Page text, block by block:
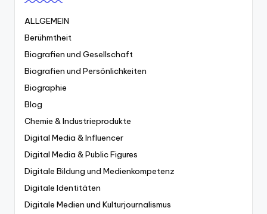
ALLGEMEIN
Berühmtheit
Biografien und Gesellschaft
Biografien und Persönlichkeiten
Biographie
Blog
Chemie & Industrieprodukte
Digital Media & Influencer
Digital Media & Public Figures
Digitale Bildung und Medienkompetenz
Digitale Identitäten
Digitale Medien und Kulturjournalismus